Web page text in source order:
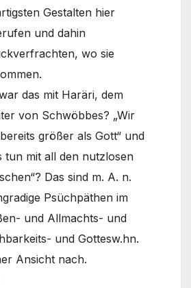
Gestalten hier
und dahin
wo sie
das mit Haräri, dem
von Schwöbbes? „Wir
größer als Gott“ und
tun mit all den nutzlosen
Das sind m. A. n.
Psüchpäthen im
und Allmachts- und
und Gottesw.hn.
Ansicht nach.